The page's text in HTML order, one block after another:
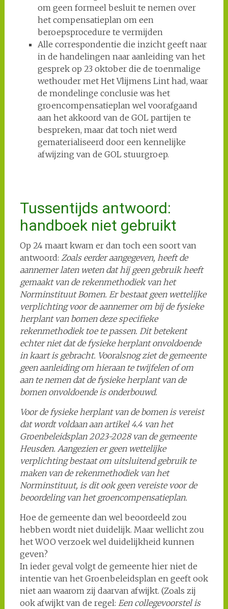
om geen formeel besluit te nemen over
het compensatieplan om een
beroepsprocedure te vermijden
Alle correspondentie die inzicht geeft naar
in de handelingen naar aanleiding van het
gesprek op 23 oktober die de toenmalige
wethouder met Het Vlijmens Lint had, waar
de mondelinge conclusie was het
groencompensatieplan wel voorafgaand
aan het akkoord van de GOL partijen te
bespreken, maar dat toch niet werd
gematerialiseerd door een kennelijke
afwijzing van de GOL stuurgroep.
Tussentijds antwoord:
handboek niet gebruikt
Op 24 maart kwam er dan toch een soort van
antwoord: Zoals eerder aangegeven, heeft de
aannemer laten weten dat hij geen gebruik heeft
gemaakt van de rekenmethodiek van het
Norminstituut Bomen. Er bestaat geen wettelijke
verplichting voor de aannemer om bij de fysieke
herplant van bomen deze specifieke
rekenmethodiek toe te passen. Dit betekent
echter niet dat de fysieke herplant onvoldoende
in kaart is gebracht. Vooralsnog ziet de gemeente
geen aanleiding om hieraan te twijfelen of om
aan te nemen dat de fysieke herplant van de
bomen onvoldoende is onderbouwd.
Voor de fysieke herplant van de bomen is vereist
dat wordt voldaan aan artikel 4.4 van het
Groenbeleidsplan 2023-2028 van de gemeente
Heusden. Aangezien er geen wettelijke
verplichting bestaat om uitsluitend gebruik te
maken van de rekenmethodiek van het
Norminstituut, is dit ook geen vereiste voor de
beoordeling van het groencompensatieplan.
Hoe de gemeente dan wel beoordeeld zou
hebben wordt niet duidelijk. Maar wellicht zou
het WOO verzoek wel duidelijkheid kunnen
geven?
In ieder geval volgt de gemeente hier niet de
intentie van het Groenbeleidsplan en geeft ook
niet aan waarom zij daarvan afwijkt. (Zoals zij
ook afwijkt van de regel: Een collegevoorstel is